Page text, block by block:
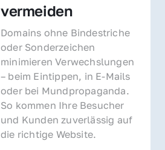
vermeiden
Domains ohne Bindestriche
oder Sonderzeichen
minimieren Verwechslungen
– beim Eintippen, in E-Mails
oder bei Mundpropaganda.
So kommen Ihre Besucher
und Kunden zuverlässig auf
die richtige Website.